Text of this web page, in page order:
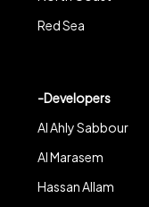
Red Sea
-Developers
Al Ahly Sabbour
Al Marasem
Hassan Allam